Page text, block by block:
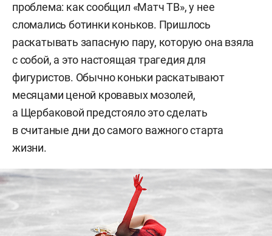
проблема: как сообщил «Матч ТВ», у нее
сломались ботинки коньков. Пришлось
раскатывать запасную пару, которую она взяла
с собой, а это настоящая трагедия для
фигуристов. Обычно коньки раскатывают
месяцами ценой кровавых мозолей,
а Щербаковой предстояло это сделать
в считаные дни до самого важного старта
жизни.